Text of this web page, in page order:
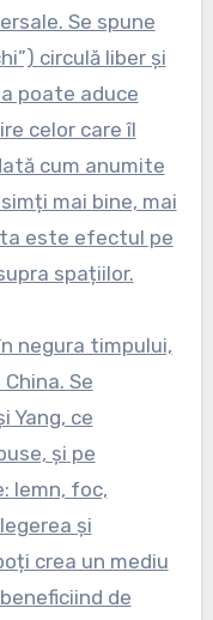
Se spune
circulă liber și
poate aduce
celor care îl
cum anumite
mai bine, mai
este efectul pe
spațiilor.
negura timpului,
Se
Yang, ce
și pe
lemn, foc,
și
crea un mediu
de